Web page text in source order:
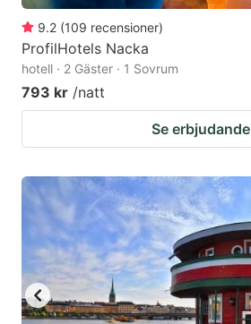
changing
dates.
9.2 (109 recensioner)
ProfilHotels Nacka
hotell · 2 Gäster · 1 Sovrum
793 kr /natt
Se erbjudande